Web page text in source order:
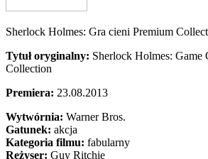
Sherlock Holmes: Gra cieni Premium
Tytuł oryginalny: Sherlock Holmes: Game
Collection
Premiera: 23.08.2013
Wytwórnia: Warner Bros.
Gatunek: akcja
Kategoria filmu: fabularny
Reżyser: Guy Ritchie